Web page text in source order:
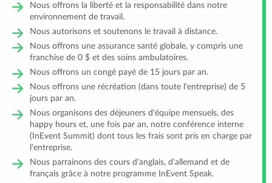
Nous offrons la liberté et la responsabilité dans notre
environnement de travail.
Nous autorisons et soutenons le travail à distance.
Nous offrons une assurance santé globale, y compris une
franchise de 0 $ et des soins ambulatoires.
Nous offrons un congé payé de 15 jours par an.
Nous offrons une récréation (dans toute l'entreprise) de 5
jours par an.
Nous organisons des déjeuners d'équipe mensuels, des
happy hours et, une fois par an, notre conférence interne
(InEvent Summit) dont tous les frais sont pris en charge par
l'entreprise.
Nous parrainons des cours d'anglais, d'allemand et de
français grâce à notre programme InEvent Speak.